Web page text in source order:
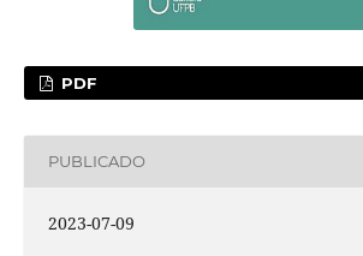
PDF
PUBLICADO
2023-07-09